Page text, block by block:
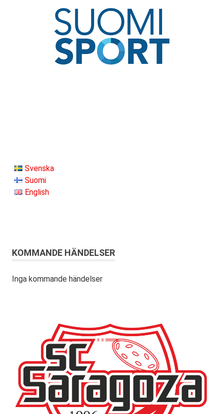
Svenska
Suomi
English
KOMMANDE HÄNDELSER
Inga kommande händelser